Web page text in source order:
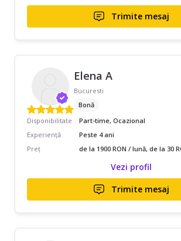
Trimite mesaj
Elena A
Bucuresti
Bonă
Disponibilitate
Part-time, Ocazional
Experiență
Peste 4 ani
Preț
de la 1900 RON / lună, de la 30
Vezi profil
Trimite mesaj